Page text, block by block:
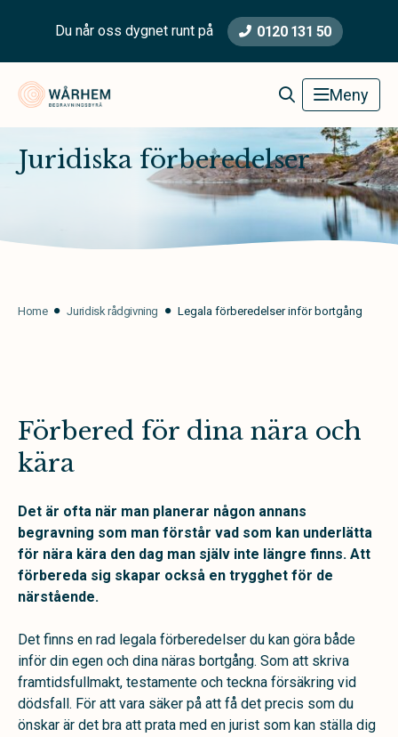
Du når oss dygnet runt på 0120 131 50
Wårhem Begravningsbyrå Meny
Juridiska förberedelser
Home Juridisk rådgivning Legala förberedelser inför bortgång
Förbered för dina nära och
kära
Det är ofta när man planerar någon annans
begravning som man förstår vad som kan underlätta
för nära kära den dag man själv inte längre finns. Att
förbereda sig skapar också en trygghet för de
närstående.
Det finns en rad legala förberedelser du kan göra både
inför din egen och dina näras bortgång. Som att skriva
framtidsfullmakt, testamente och teckna försäkring vid
dödsfall. För att vara säker på att få det precis som du
önskar är det bra att prata med en jurist som kan ställa dig